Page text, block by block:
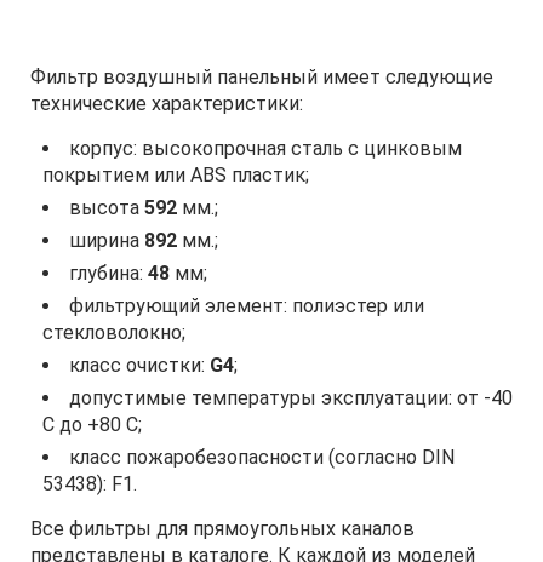
Фильтр воздушный панельный имеет следующие
технические характеристики:
корпус: высокопрочная сталь с цинковым
покрытием или ABS пластик;
высота 592 мм.;
ширина 892 мм.;
глубина: 48 мм;
фильтрующий элемент: полиэстер или
стекловолокно;
класс очистки: G4;
допустимые температуры эксплуатации: от -40
С до +80 С;
класс пожаробезопасности (согласно DIN
53438): F1.
Все фильтры для прямоугольных каналов
представлены в каталоге. К каждой из моделей